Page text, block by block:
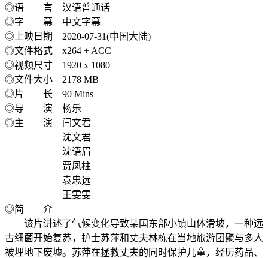
◎语 言 汉语普通话
◎字 幕 中文字幕
◎上映日期 2020-07-31(中国大陆)
◎文件格式 x264 + ACC
◎视频尺寸 1920 x 1080
◎文件大小 2178 MB
◎片 长 90 Mins
◎导 演 杨乐
◎主 演 闫文君
沈文君
沈语眉
贾凤柱
袁忠远
王雯雯
◎简 介
该片讲述了气候变化导致某国东部小镇山体滑坡，一种远
古细菌开始复苏，护士苏萍和丈夫林栋在当地旅游团聚与多人
被埋地下废墟。苏萍在拯救丈夫的同时保护儿童，经历药品、